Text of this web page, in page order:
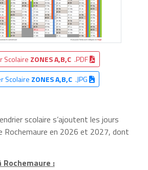
Scolaire ZONES A,B,C .PDF
Scolaire ZONES A,B,C.JPG
scolaire s’ajoutent les jours
Rochemaure en 2026 et 2027, dont
: